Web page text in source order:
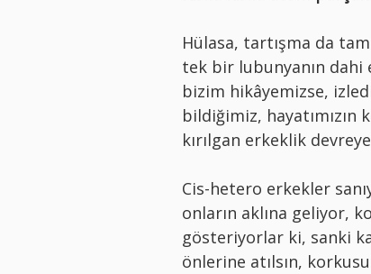
Hülasa, tartışma da
tek bir lubunyanın dahi
bizim hikâyemizse,
bildiğimiz, hayatımızın
kırılgan erkeklik
Cis-hetero erkekler
onların aklına geliyor,
gösteriyorlar ki, sanki
önlerine atılsın,